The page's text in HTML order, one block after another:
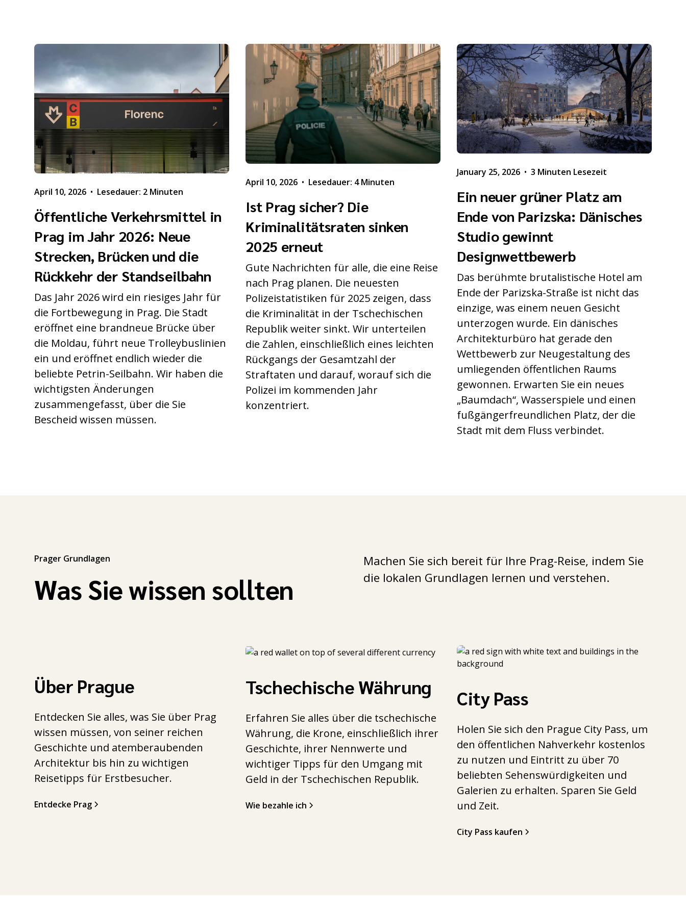
April 10, 2026 • Lesedauer: 2 Minuten
Öffentliche Verkehrsmittel in
Prag im Jahr 2026: Neue
Strecken, Brücken und die
Rückkehr der Standseilbahn
Das Jahr 2026 wird ein riesiges Jahr für
die Fortbewegung in Prag. Die Stadt
eröffnet eine brandneue Brücke über
die Moldau, führt neue Trolleybuslinien
ein und eröffnet endlich wieder die
beliebte Petrin-Seilbahn. Wir haben die
wichtigsten Änderungen
zusammengefasst, über die Sie
Bescheid wissen müssen.
April 10, 2026 • Lesedauer: 4 Minuten
Ist Prag sicher? Die
Kriminalitätsraten sinken
2025 erneut
Gute Nachrichten für alle, die eine Reise
nach Prag planen. Die neuesten
Polizeistatistiken für 2025 zeigen, dass
die Kriminalität in der Tschechischen
Republik weiter sinkt. Wir unterteilen
die Zahlen, einschließlich eines leichten
Rückgangs der Gesamtzahl der
Straftaten und darauf, worauf sich die
Polizei im kommenden Jahr
konzentriert.
January 25, 2026 • 3 Minuten Lesezeit
Ein neuer grüner Platz am
Ende von Parizska: Dänisches
Studio gewinnt
Designwettbewerb
Das berühmte brutalistische Hotel am
Ende der Parizska-Straße ist nicht das
einzige, was einem neuen Gesicht
unterzogen wurde. Ein dänisches
Architekturbüro hat gerade den
Wettbewerb zur Neugestaltung des
umliegenden öffentlichen Raums
gewonnen. Erwarten Sie ein neues
„Baumdach“, Wasserspiele und einen
fußgängerfreundlichen Platz, der die
Stadt mit dem Fluss verbindet.
Prager Grundlagen
Was Sie wissen sollten
Machen Sie sich bereit für Ihre Prag-Reise, indem Sie
die lokalen Grundlagen lernen und verstehen.
Über Prague
Entdecken Sie alles, was Sie über Prag
wissen müssen, von seiner reichen
Geschichte und atemberaubenden
Architektur bis hin zu wichtigen
Reisetipps für Erstbesucher.
Entdecke Prag
Tschechische Währung
Erfahren Sie alles über die tschechische
Währung, die Krone, einschließlich ihrer
Geschichte, ihrer Nennwerte und
wichtiger Tipps für den Umgang mit
Geld in der Tschechischen Republik.
Wie bezahle ich
City Pass
Holen Sie sich den Prague City Pass, um
den öffentlichen Nahverkehr kostenlos
zu nutzen und Eintritt zu über 70
beliebten Sehenswürdigkeiten und
Galerien zu erhalten. Sparen Sie Geld
und Zeit.
City Pass kaufen